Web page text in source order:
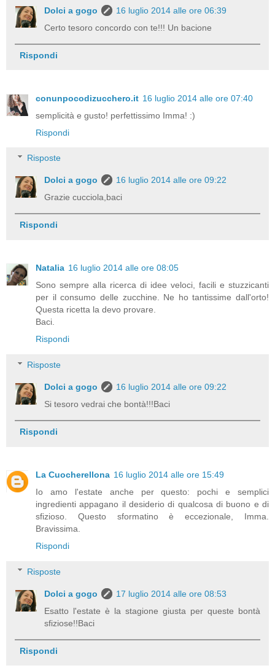
Dolci a gogo
16 luglio 2014 alle ore 06:39
Certo tesoro concordo con te!!! Un bacione
Rispondi
conunpocodizucchero.it 16 luglio 2014 alle ore 07:40
semplicità e gusto! perfettissimo Imma! :)
Rispondi
Risposte
Dolci a gogo
16 luglio 2014 alle ore 09:22
Grazie cucciola,baci
Rispondi
Natalia 16 luglio 2014 alle ore 08:05
Sono sempre alla ricerca di idee veloci, facili e stuzzicanti
per il consumo delle zucchine. Ne ho tantissime dall'orto!
Questa ricetta la devo provare.
Baci.
Rispondi
Risposte
Dolci a gogo
16 luglio 2014 alle ore 09:22
Si tesoro vedrai che bontà!!!Baci
Rispondi
La Cuocherellona 16 luglio 2014 alle ore 15:49
Io amo l'estate anche per questo: pochi e semplici
ingredienti appagano il desiderio di qualcosa di buono e di
sfizioso. Questo sformatino è eccezionale, Imma.
Bravissima.
Rispondi
Risposte
Dolci a gogo
17 luglio 2014 alle ore 08:53
Esatto l'estate è la stagione giusta per queste bontà
sfiziose!!Baci
Rispondi